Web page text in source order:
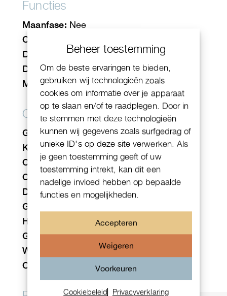
Functies
Maanfase: Nee
Chronograaf:
Datum:
Dag aanduiding: Nee
Maand aanduiding:Nee
Overig
Glasbodem:Nee
Kleine seconde:Nee
Centrale seconde:Ja
Chronometer: Ja
Draaibare lunette:Nee
Geschroefde kroon:
Heliumventiel: Nee
GMT:Nee
World Time:
Originele staat/Originele delen: